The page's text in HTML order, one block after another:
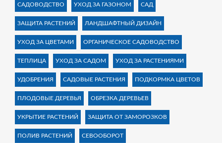
САДОВОДСТВО УХОД ЗА ГАЗОНОМ САД
ЗАЩИТА РАСТЕНИЙ ЛАНДШАФТНЫЙ ДИЗАЙН
УХОД ЗА ЦВЕТАМИ ОРГАНИЧЕСКОЕ САДОВОДСТВО
ТЕПЛИЦА УХОД ЗА САДОМ УХОД ЗА РАСТЕНИЯМИ
УДОБРЕНИЯ САДОВЫЕ РАСТЕНИЯ ПОДКОРМКА ЦВЕТОВ
ПЛОДОВЫЕ ДЕРЕВЬЯ ОБРЕЗКА ДЕРЕВЬЕВ
УКРЫТИЕ РАСТЕНИЙ ЗАЩИТА ОТ ЗАМОРОЗКОВ
ПОЛИВ РАСТЕНИЙ СЕВООБОРОТ